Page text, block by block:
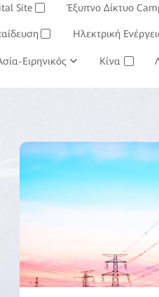
Σύστημα Διαχείρισης
Site Έξυπνο Δίκτυο
Ηλεκτρική
✓ Μεταλλουργία και
Ειρηνικός Κίνα